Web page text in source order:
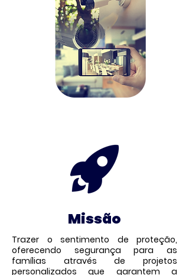
Missão
Trazer o sentimento de proteção,
oferecendo segurança para as
famílias através de projetos
personalizados que garantem a